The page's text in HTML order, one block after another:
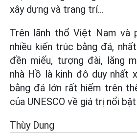
xây dựng và trang trí...
Trên lãnh thổ Việt Nam và
nhiều kiến trúc bằng đá,
đền miếu, tượng đài, lăng
nhà Hồ là kinh đô duy nhất
bằng đá lớn rất hiếm trên
của UNESCO về giá trị nổi
Thùy Dung